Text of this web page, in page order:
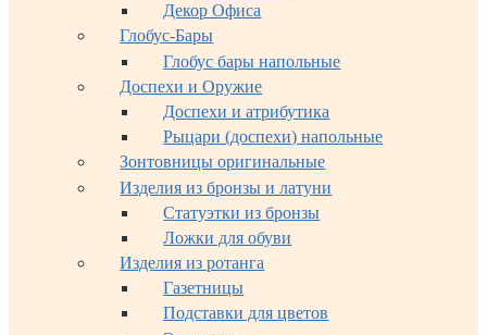
Декор Офиса
Глобус-Бары
Глобус бары напольные
Доспехи и Оружие
Доспехи и атрибутика
Рыцари (доспехи) напольные
Зонтовницы оригинальные
Изделия из бронзы и латуни
Статуэтки из бронзы
Ложки для обуви
Изделия из ротанга
Газетницы
Подставки для цветов